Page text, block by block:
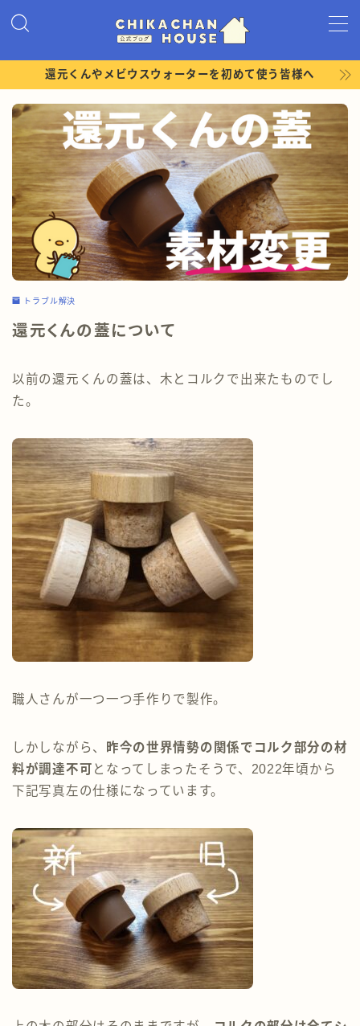
MENU
ホーム
プロフィール
ショップ
LINEお友達限定コンテンツ
還元くんやメビウスウォーターを初めて使う皆様へ
トラブル解決
還元くんの蓋について
以前の還元くんの蓋は、木とコルクで出来たものでし
た。
職人さんが一つ一つ手作りで製作。
しかしながら、
昨今の世界情勢の関係でコルク部分の材
料が調達不可 となってしまったそうで、2022年頃から
下記写真左の仕様になっています。